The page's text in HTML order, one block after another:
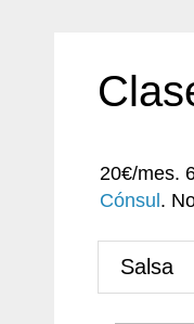
20€/mes.
Cónsul .
Salsa